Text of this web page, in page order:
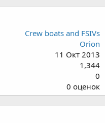
Crew boats and FSIVs
Orion
11 Окт 2013
1,344
0
0
.
0
0 оценок